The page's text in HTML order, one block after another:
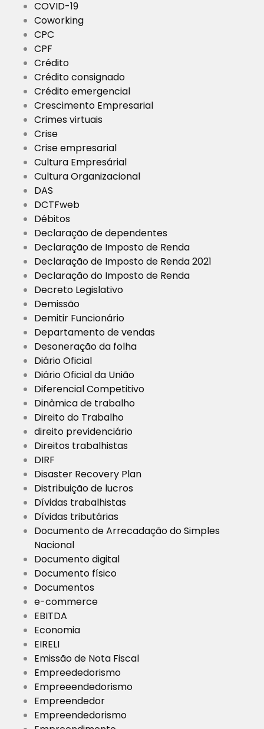
COVID-19
Coworking
CPC
CPF
Crédito
Crédito consignado
Crédito emergencial
Crescimento Empresarial
Crimes virtuais
Crise
Crise empresarial
Cultura Empresárial
Cultura Organizacional
DAS
DCTFweb
Débitos
Declaração de dependentes
Declaração de Imposto de Renda
Declaração de Imposto de Renda 2021
Declaração do Imposto de Renda
Decreto Legislativo
Demissão
Demitir Funcionário
Departamento de vendas
Desoneração da folha
Diário Oficial
Diário Oficial da União
Diferencial Competitivo
Dinâmica de trabalho
Direito do Trabalho
direito previdenciário
Direitos trabalhistas
DIRF
Disaster Recovery Plan
Distribuição de lucros
Dívidas trabalhistas
Dívidas tributárias
Documento de Arrecadação do Simples
Nacional
Documento digital
Documento físico
Documentos
e-commerce
EBITDA
Economia
EIRELI
Emissão de Nota Fiscal
Empreededorismo
Empreeendedorismo
Empreendedor
Empreendedorismo